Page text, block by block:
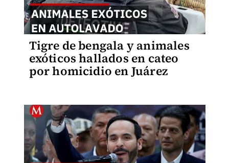
Tigre de bengala y animales
exóticos hallados en cateo
por homicidio en Juárez